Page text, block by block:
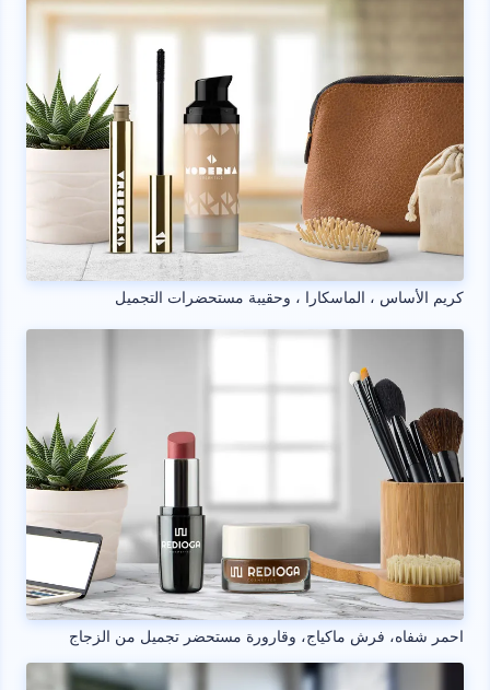
كريم الأساس ، الماسكارا ، وحقيبة مستحضرات التجميل
احمر شفاه، فرش ماكياج، وقارورة مستحضر تجميل من الزجاج